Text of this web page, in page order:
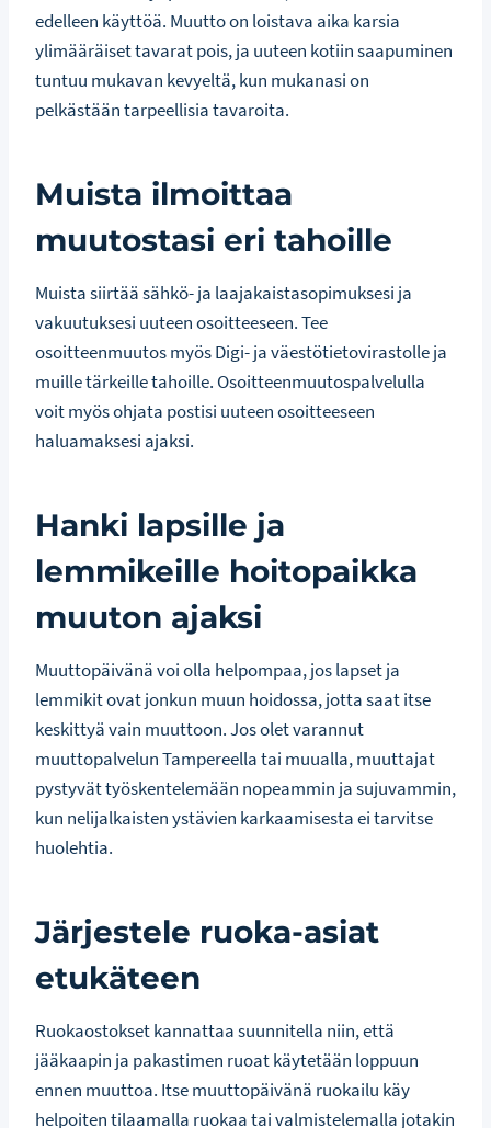
edelleen käyttöä. Muutto on loistava aika karsia
ylimääräiset tavarat pois, ja uuteen kotiin saapuminen
tuntuu mukavan kevyeltä, kun mukanasi on
pelkästään tarpeellisia tavaroita.
Muista ilmoittaa
muutostasi eri tahoille
Muista siirtää sähkö- ja laajakaistasopimuksesi ja
vakuutuksesi uuteen osoitteeseen. Tee
osoitteenmuutos myös Digi- ja väestötietovirastolle ja
muille tärkeille tahoille. Osoitteenmuutospalvelulla
voit myös ohjata postisi uuteen osoitteeseen
haluamaksesi ajaksi.
Hanki lapsille ja
lemmikeille hoitopaikka
muuton ajaksi
Muuttopäivänä voi olla helpompaa, jos lapset ja
lemmikit ovat jonkun muun hoidossa, jotta saat itse
keskittyä vain muuttoon. Jos olet varannut
muuttopalvelun Tampereella tai muualla, muuttajat
pystyvät työskentelemään nopeammin ja sujuvammin,
kun nelijalkaisten ystävien karkaamisesta ei tarvitse
huolehtia.
Järjestele ruoka-asiat
etukäteen
Ruokaostokset kannattaa suunnitella niin, että
jääkaapin ja pakastimen ruoat käytetään loppuun
ennen muuttoa. Itse muuttopäivänä ruokailu käy
helpoiten tilaamalla ruokaa tai valmistelemalla jotakin